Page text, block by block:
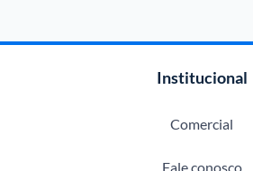
Institucional
Comercial
Fale conosco